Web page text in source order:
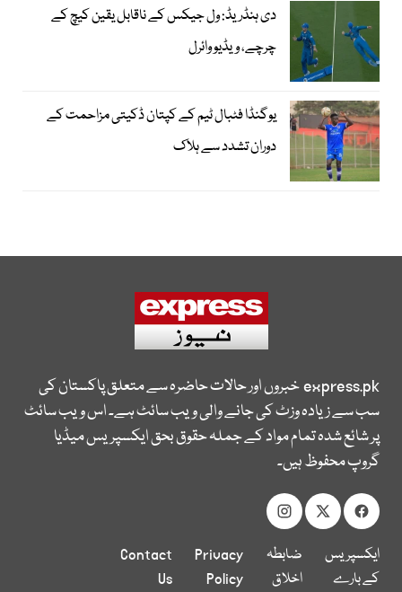
دی ہنڈریڈ: ول جیکس کے ناقابل یقین کیچ کے
چرچے، ویڈیو وائرل
یوگنڈا فٹبال ٹیم کے کپتان ڈکیتی مزاحمت کے
دوران تشدد سے ہلاک
express.pkخبروں اور حالات حاضرہ سے متعلق پاکستان کی
سب سے زیادہ وزٹ کی جانے والی ویب سائٹ ہے۔ اس ویب سائٹ
پر شائع شدہ تمام مواد کے جملہ حقوق بحق ایکسپریس میڈیا
گروپ محفوظ ہیں۔
ایکسپریس
کے بارے
ضابطہ
اخلاق
Privacy
Policy
Contact
Us